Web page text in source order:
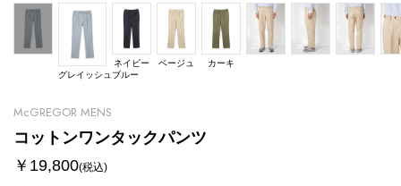
グレイッシュブルー
ネイビー ベージュ カーキ
McGREGOR MENS
コットンワンタックパンツ
￥19,800(税込)